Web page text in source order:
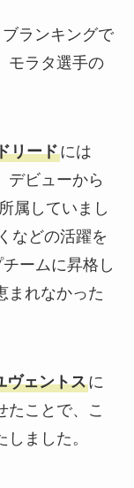
ランキングで
モラタ選手の
リードには
デビューから
属していまし
などの活躍を
ームに昇格し
まれなかった
ヴェントスに
たことで、こ
ました。